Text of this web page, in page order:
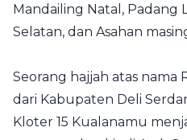
Mandailing Natal, Padang
Selatan, dan Asahan
Seorang hajjah atas nama
dari Kabupaten Deli
Kloter 15 Kualanamu